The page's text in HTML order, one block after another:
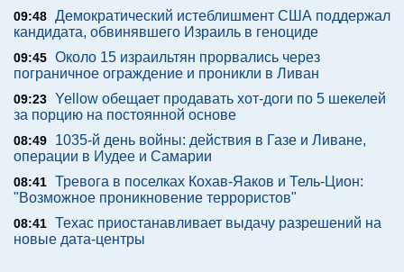
09:48 Демократический истеблишмент США поддержал
кандидата, обвинявшего Израиль в геноциде
09:45 Около 15 израильтян прорвались через
пограничное ограждение и проникли в Ливан
09:23 Yellow обещает продавать хот-доги по 5 шекелей
за порцию на постоянной основе
08:49
1035-й день войны: действия в Газе и Ливане,
операции в Иудее и Самарии
08:41 Тревога в поселках Кохав-Яаков и Тель-Цион:
"Возможное проникновение террористов"
08:41 Техас приостанавливает выдачу разрешений на
новые дата-центры